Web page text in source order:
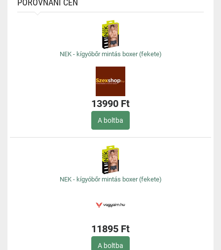
POROVNÁNÍ CEN
NEK - kígyóbőr mintás boxer (fekete)
13990 Ft
A boltba
NEK - kígyóbőr mintás boxer (fekete)
11895 Ft
A boltba